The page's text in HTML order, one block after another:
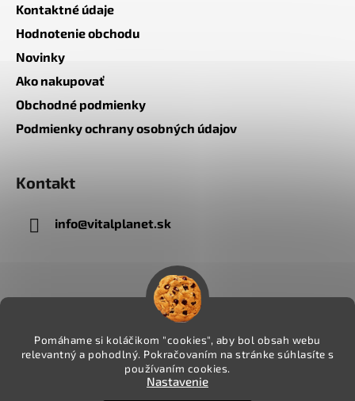
Pomáhame si koláčikom "cookies", aby bol obsah webu
relevantný a pohodlný. Pokračovaním na stránke súhlasíte s
používaním cookies.
Nastavenie
Kontaktné údaje
Hodnotenie obchodu
Novinky
Ako nakupovať
Obchodné podmienky
Podmienky ochrany osobných údajov
Kontakt
info@vitalplanet.sk